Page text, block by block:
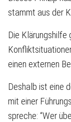
stammt aus der
Die Klärungshilfe
einen externen
Deshalb ist eine
mit einer
spreche: “Wer